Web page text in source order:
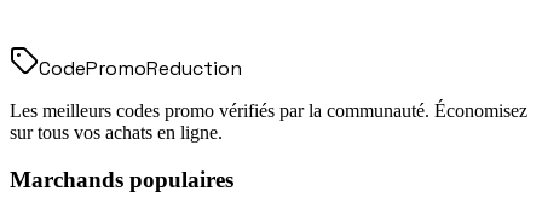
CodePromoReduction
Les meilleurs codes promo vérifiés par la communauté. Économisez
sur tous vos achats en ligne.
Marchands populaires